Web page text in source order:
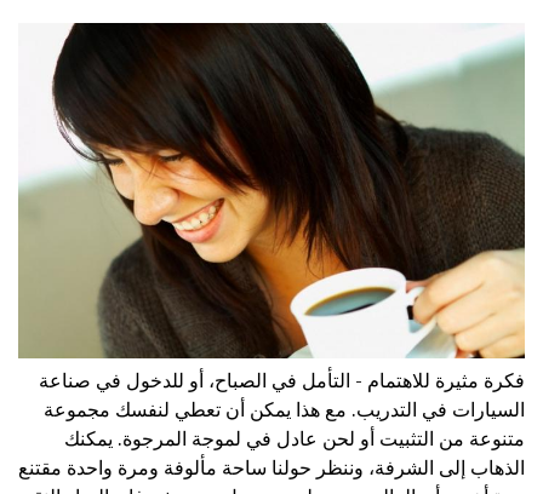
فكرة مثيرة للاهتمام - التأمل في الصباح، أو للدخول في صناعة
السيارات في التدريب. مع هذا يمكن أن تعطي لنفسك مجموعة
متنوعة من التثبيت أو لحن عادل في لموجة المرجوة. يمكنك
الذهاب إلى الشرفة، وننظر حولنا ساحة مألوفة ومرة واحدة مقتنع